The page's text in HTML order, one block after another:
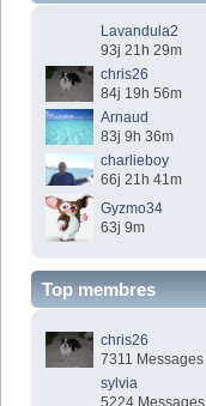
Lavandula2
93j 21h 29m
chris26
84j 19h 56m
Arnaud
83j 9h 36m
charlieboy
66j 21h 41m
Gyzmo34
63j 9m
Top membres
chris26
7311 Messages
sylvia
5224 Messages